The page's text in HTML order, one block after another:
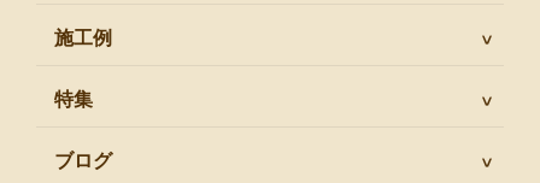
施工例
特集
ブログ